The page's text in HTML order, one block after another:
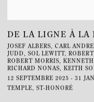
DE LA LIGNE À LA
JOSEF ALBERS, CARL
JUDD, SOL LEWITT,
ROBERT MORRIS,
RICHARD NONAS, KEITH
12 SEPTEMBRE 2025 - 31
TEMPLE, ST-HONORÉ